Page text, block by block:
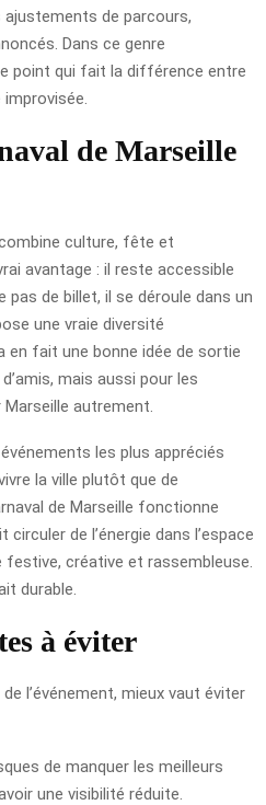
de parcours,
Dans ce genre
point qui fait la différence entre
de Marseille
culture, fête et
avantage : il reste accessible
pas de billet, il se déroule dans un
une vraie diversité
en fait une bonne idée de sortie
mais aussi pour les
autrement.
les plus appréciés
la ville plutôt que de
de Marseille fonctionne
de l’énergie dans l’espace
festive, créative et rassembleuse.
durable.
à éviter
l’événement, mieux vaut éviter
de manquer les meilleurs
une visibilité réduite.